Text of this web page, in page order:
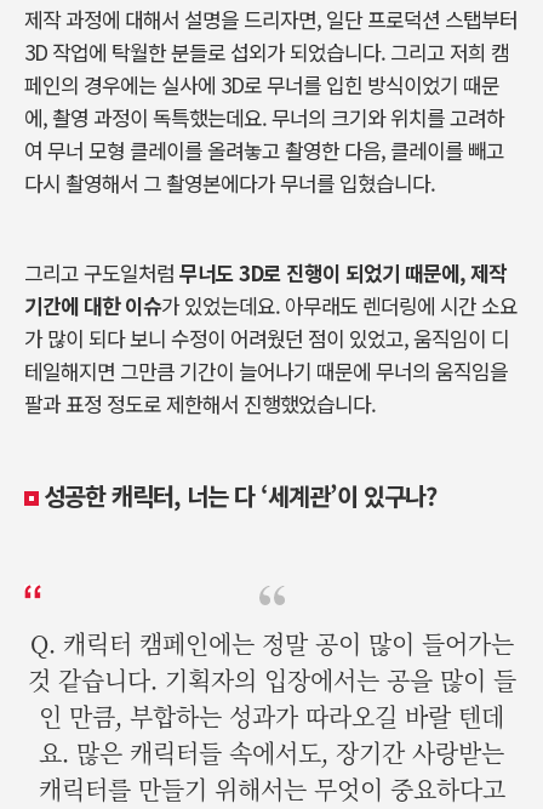
제작 과정에 대해서 설명을 드리자면, 일단 프로덕션 스탭부터
3D 작업에 탁월한분들로 섭외가 되었습니다. 그리고 저희 캠
페인의 경우에는 실사에 3D로무너를 입힌 방식이었기 때문
에, 촬영 과정이 독특했는데요.무너의 크기와 위치를고려하
여 무너 모형 클레이를올려놓고 촬영한 다음, 클레이를 빼고
다시 촬영해서 그 촬영본에다가무너를 입혔습니다.
그리고구도일처럼 무너도3D로 진행이 되었기 때문에,제작
기간에 대한 이슈가 있었는데요. 아무래도 렌더링에 시간소요
가 많이 되다보니 수정이 어려웠던 점이 있었고,움직임이 디
테일해지면 그만큼 기간이 늘어나기 때문에 무너의 움직임을
팔과표정 정도로제한해서 진행했었습니다.
성공한캐릭터, 너는 다 ‘세계관’이 있구나?
Q. 캐릭터 캠페인에는 정말 공이 많이 들어가는
것 같습니다. 기획자의 입장에서는 공을 많이 들
인 만큼, 부합하는 성과가 따라오길 바랄 텐데
요. 많은 캐릭터들 속에서도, 장기간 사랑받는
캐릭터를 만들기 위해서는 무엇이 중요하다고